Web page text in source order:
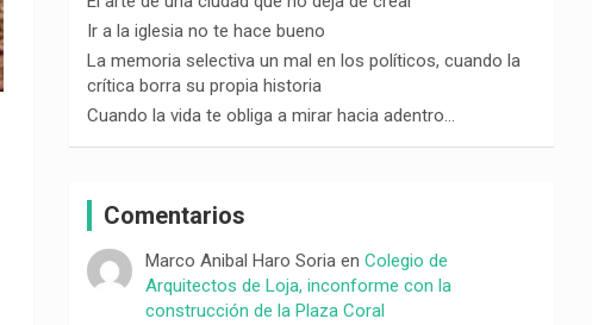
Ir a la iglesia no te hace bueno
La memoria selectiva un mal en los políticos, cuando la
crítica borra su propia historia
Cuando la vida te obliga a mirar hacia adentro…
Comentarios
Marco Anibal Haro Soria enColegio de
Arquitectos de Loja, inconforme con la
construcción de la Plaza Coral